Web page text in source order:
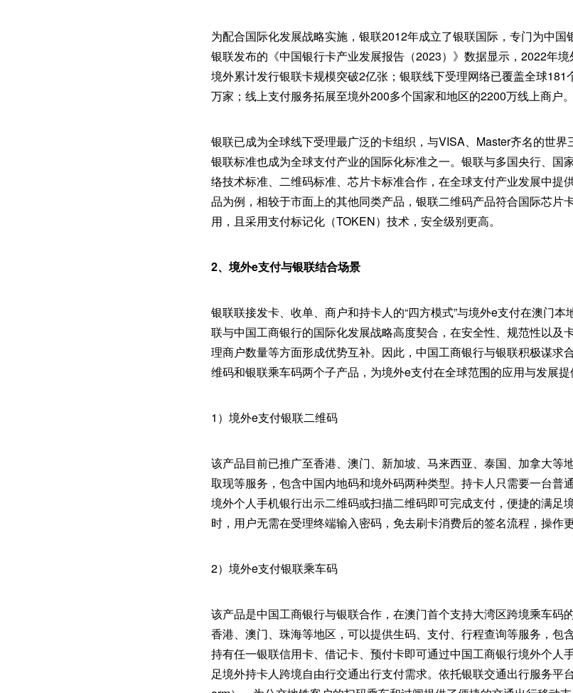
为配合国际化发展战略实施，银联2012年成立了银联国际，专门为中国
银联发布的《中国银行卡产业发展报告（2023）》数据显示，2022年境
境外累计发行银联卡规模突破2亿张；银联线下受理网络已覆盖全球
万家；线上支付服务拓展至境外200多个国家和地区的2200万线上商户。
银联已成为全球线下受理最广泛的卡组织，与VISA、Master齐名的世界
银联标准也成为全球支付产业的国际化标准之一。银联与多国央行、国
络技术标准、二维码标准、芯片卡标准合作，在全球支付产业发展中提
品为例，相较于市面上的其他同类产品，银联二维码产品符合国际芯片
用，且采用支付标记化（TOKEN）技术，安全级别更高。
2、境外e支付与银联结合场景
银联联接发卡、收单、商户和持卡人的“四方模式”与境外e支付在澳门
联与中国工商银行的国际化发展战略高度契合，在安全性、规范性以及
理商户数量等方面形成优势互补。因此，中国工商银行与银联积极谋求
维码和银联乘车码两个子产品，为境外e支付在全球范围的应用与发展提
1）境外e支付银联二维码
该产品目前已推广至香港、澳门、新加坡、马来西亚、泰国、加拿大等
取现等服务，包含中国内地码和境外码两种类型。持卡人只需要一台普
境外个人手机银行出示二维码或扫描二维码即可完成支付，便捷的满足
时，用户无需在受理终端输入密码，免去刷卡消费后的签名流程，操作
2）境外e支付银联乘车码
该产品是中国工商银行与银联合作，在澳门首个支持大湾区跨境乘车码
香港、澳门、珠海等地区，可以提供生码、支付、行程查询等服务，包
持有任一银联信用卡、借记卡、预付卡即可通过中国工商银行境外个人
足境外持卡人跨境自由行交通出行支付需求。依托银联交通出行服务平